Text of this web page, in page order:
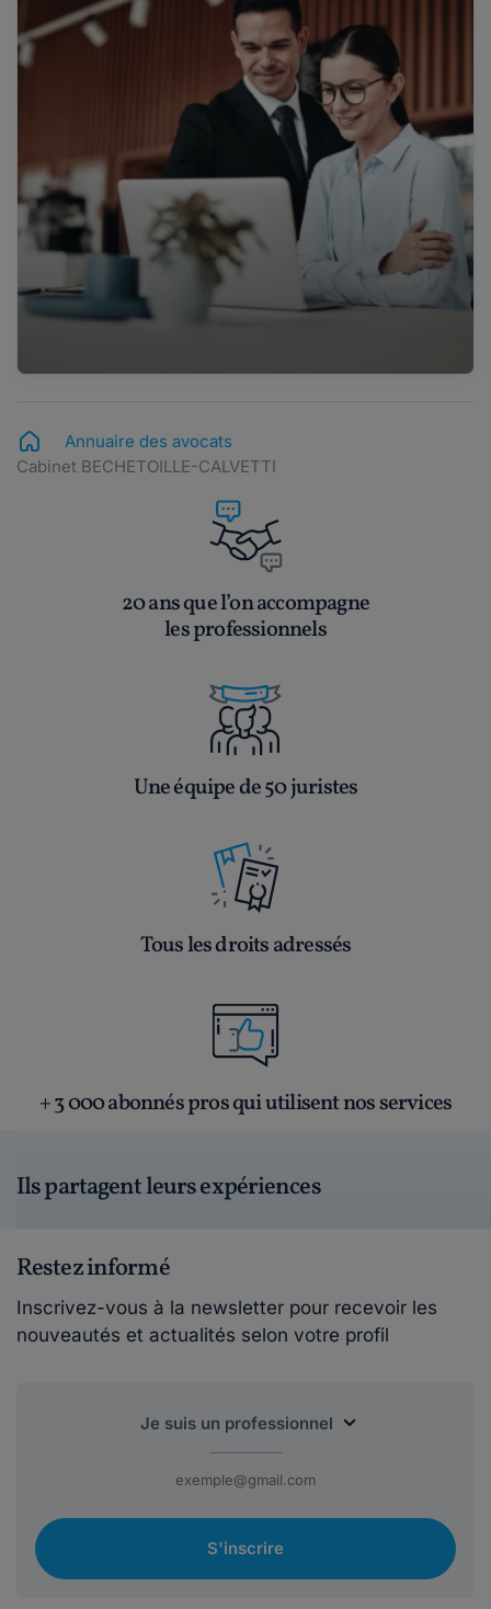
Annuaire des avocats
Cabinet BECHETOILLE-CALVETTI
20 ans que l’on accompagne
les professionnels
Une équipe de 50 juristes
Tous les droits adressés
+ 3 000 abonnés pros qui utilisent nos services
Ils partagent leurs expériences
Restez informé
Inscrivez-vous à la newsletter pour recevoir les
nouveautés et actualités selon votre profil
S'inscrire